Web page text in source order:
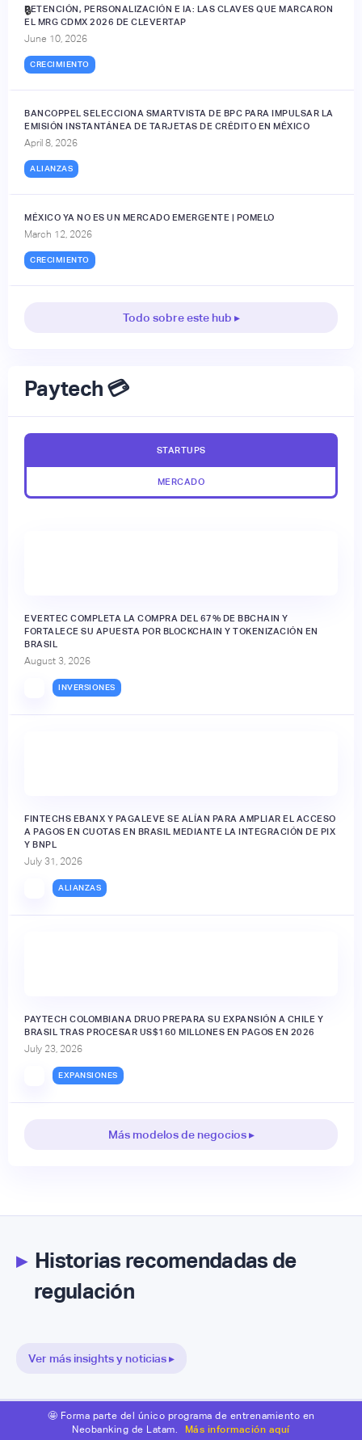
RETENCIÓN, PERSONALIZACIÓN E IA: LAS CLAVES QUE MARCARON
EL MRG CDMX 2026 DE CLEVERTAP
June 10, 2026
CRECIMIENTO
🔒
BANCOPPEL SELECCIONA SMARTVISTA DE BPC PARA IMPULSAR LA
EMISIÓN INSTANTÁNEA DE TARJETAS DE CRÉDITO EN MÉXICO
April 8, 2026
ALIANZAS
MÉXICO YA NO ES UN MERCADO EMERGENTE | POMELO
March 12, 2026
CRECIMIENTO
Todo sobre este hub ▸
Paytech 💳
STARTUPS
MERCADO
EVERTEC COMPLETA LA COMPRA DEL 67% DE BBCHAIN Y
FORTALECE SU APUESTA POR BLOCKCHAIN Y TOKENIZACIÓN EN
BRASIL
August 3, 2026
INVERSIONES
FINTECHS EBANX Y PAGALEVE SE ALÍAN PARA AMPLIAR EL ACCESO
A PAGOS EN CUOTAS EN BRASIL MEDIANTE LA INTEGRACIÓN DE PIX
Y BNPL
July 31, 2026
ALIANZAS
PAYTECH COLOMBIANA DRUO PREPARA SU EXPANSIÓN A CHILE Y
BRASIL TRAS PROCESAR US$160 MILLONES EN PAGOS EN 2026
July 23, 2026
EXPANSIONES
Más modelos de negocios ▸
▸Historias recomendadas de
regulación
Ver más insights y noticias ▸
🤩 Forma parte del único programa de entrenamiento en
Neobanking de Latam.
Más información aquí